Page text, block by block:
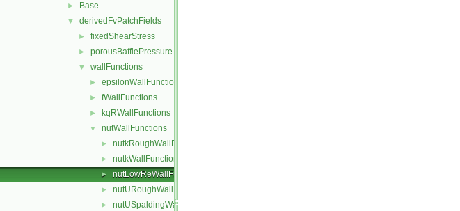
► Base
▼ derivedFvPatchFields
► fixedShearStress
► porousBafflePressure
▼ wallFunctions
► epsilonWallFunctions
► fWallFunctions
► kqRWallFunctions
▼ nutWallFunctions
► nutkRoughWallFunction
► nutkWallFunction
► nutLowReWallFunction
► nutURoughWallFunction
► nutUSpaldingWallFunction